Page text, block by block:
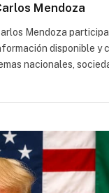
Mendoza
Mendoza
disponible y
nacionales,